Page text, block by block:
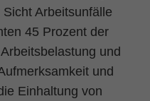
Arbeitsunfälle
45 Prozent der
und
und
Einhaltung von